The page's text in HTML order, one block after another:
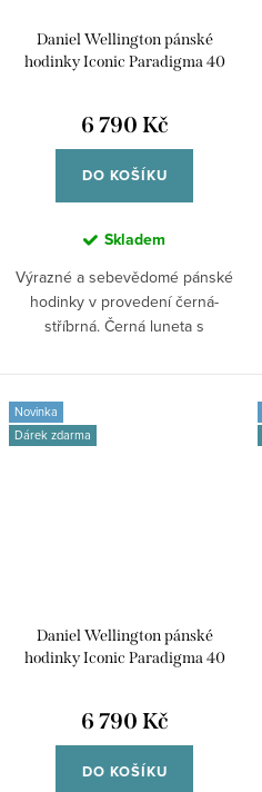
Daniel Wellington pánské
hodinky Iconic Paradigma 40
6 790 Kč
DO KOŠÍKU
Skladem
Výrazné a sebevědomé pánské
hodinky v provedení černá-
stříbrná. Černá luneta s
Novinka
Dárek zdarma
Daniel Wellington pánské
hodinky Iconic Paradigma 40
6 790 Kč
DO KOŠÍKU